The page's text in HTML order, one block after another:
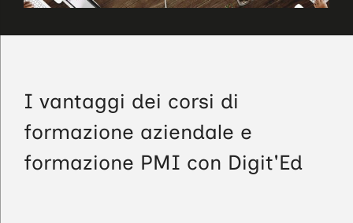
I vantaggi dei corsi di
formazione aziendale e
formazione PMI con Digit'Ed